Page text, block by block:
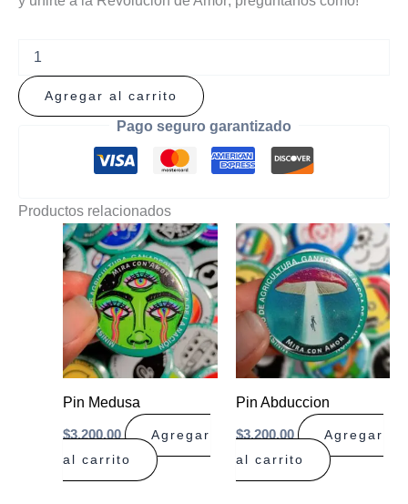
Agregar al carrito
Pago seguro garantizado
Productos relacionados
Pin Medusa
$3.200,00
Agregar
al carrito
Pin Abduccion
$3.200,00
Agregar
al carrito